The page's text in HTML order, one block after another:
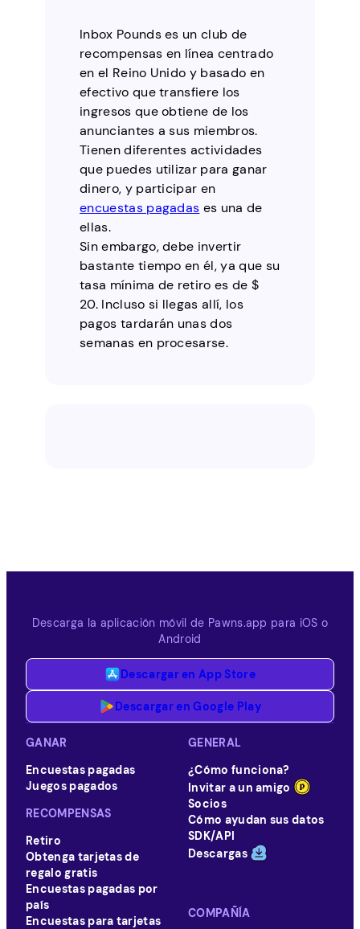
Inbox Pounds es un club de
recompensas en línea centrado
en el Reino Unido y basado en
efectivo que transfiere los
ingresos que obtiene de los
anunciantes a sus miembros.
Tienen diferentes actividades
que puedes utilizar para ganar
dinero, y participar en
encuestas pagadas es una de
ellas.
Sin embargo, debe invertir
bastante tiempo en él, ya que su
tasa mínima de retiro es de $
20. Incluso si llegas allí, los
pagos tardarán unas dos
semanas en procesarse.
Descarga la aplicación móvil de Pawns.app para iOS o
Android
Descargar en App Store
Descargar en Google Play
GANAR
Encuestas pagadas
Juegos pagados
RECOMPENSAS
Retiro
Obtenga tarjetas de
regalo gratis
Encuestas pagadas por
país
Encuestas para tarjetas
GENERAL
¿Cómo funciona?
Invitar a un amigo
Socios
Cómo ayudan sus datos
SDK/API
Descargas
COMPAÑÍA